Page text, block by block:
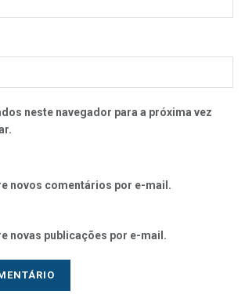
neste navegador para a próxima vez
novos comentários por e-mail.
novas publicações por e-mail.